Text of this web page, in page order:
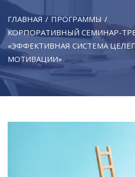
ГЛАВНАЯ
ПРОГРАММЫ
КОРПОРАТИВНЫЙ СЕМИНАР-
«ЭФФЕКТИВНАЯ СИСТЕМА
МОТИВАЦИИ»